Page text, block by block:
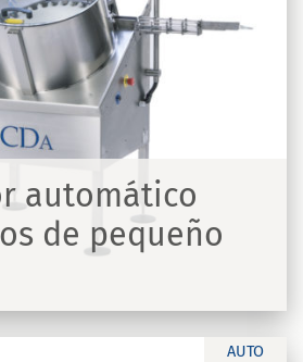
automático
de pequeño
AUTO